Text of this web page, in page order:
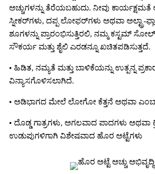
ಅಚ್ಚುಗಳನ್ನು ತೆರೆಯಬಹುದು. ನೀವು ಕಾರ್ಯಕ್ಷಮತೆ
ಸ್ನೀಕರ್‌ಗಳು, ದಪ್ಪ ಲೋಫರ್‌ಗಳು ಅಥವಾ ಅಲ್ಟ್ರಾ-
ಶೂಗಳನ್ನು ಪ್ರಾರಂಭಿಸುತ್ತಿರಲಿ, ನಮ್ಮ ಕಸ್ಟಮ್ ಸೋಲ್
ಸೌಕರ್ಯ ಮತ್ತು ಶೈಲಿ ಎರಡನ್ನೂ ಖಚಿತಪಡಿಸುತ್ತದೆ.
• ಹಿಡಿತ, ನಮ್ಯತೆ ಮತ್ತು ಬಾಳಿಕೆಯನ್ನು ಉತ್ಪನ್ನ
ವಿನ್ಯಾಸಗೊಳಿಸಲಾಗಿದೆ.
• ಅಡಿಭಾಗದ ಮೇಲೆ ಲೋಗೋ ಕೆತ್ತನೆ ಅಥವಾ
• ದೊಡ್ಡ ಗಾತ್ರಗಳು, ಅಗಲವಾದ ಪಾದಗಳು ಅಥವಾ
ಉಡುಪುಗಳಿಗಾಗಿ ವಿಶೇಷವಾದ ಹೊರ ಅಟ್ಟೆಗಳು